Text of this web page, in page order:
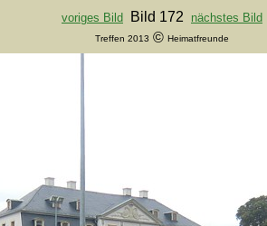
voriges Bild Bild 172 nächstes Bild
Treffen 2013 © Heimatfreunde